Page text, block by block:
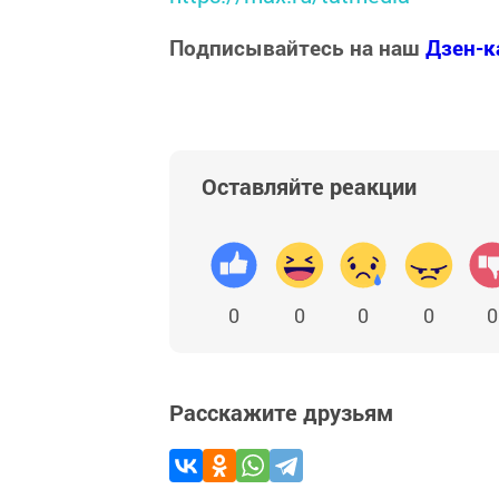
Подписывайтесь на наш Дзен-
Оставляйте реакции
0 0 0 0 0
Расскажите друзьям